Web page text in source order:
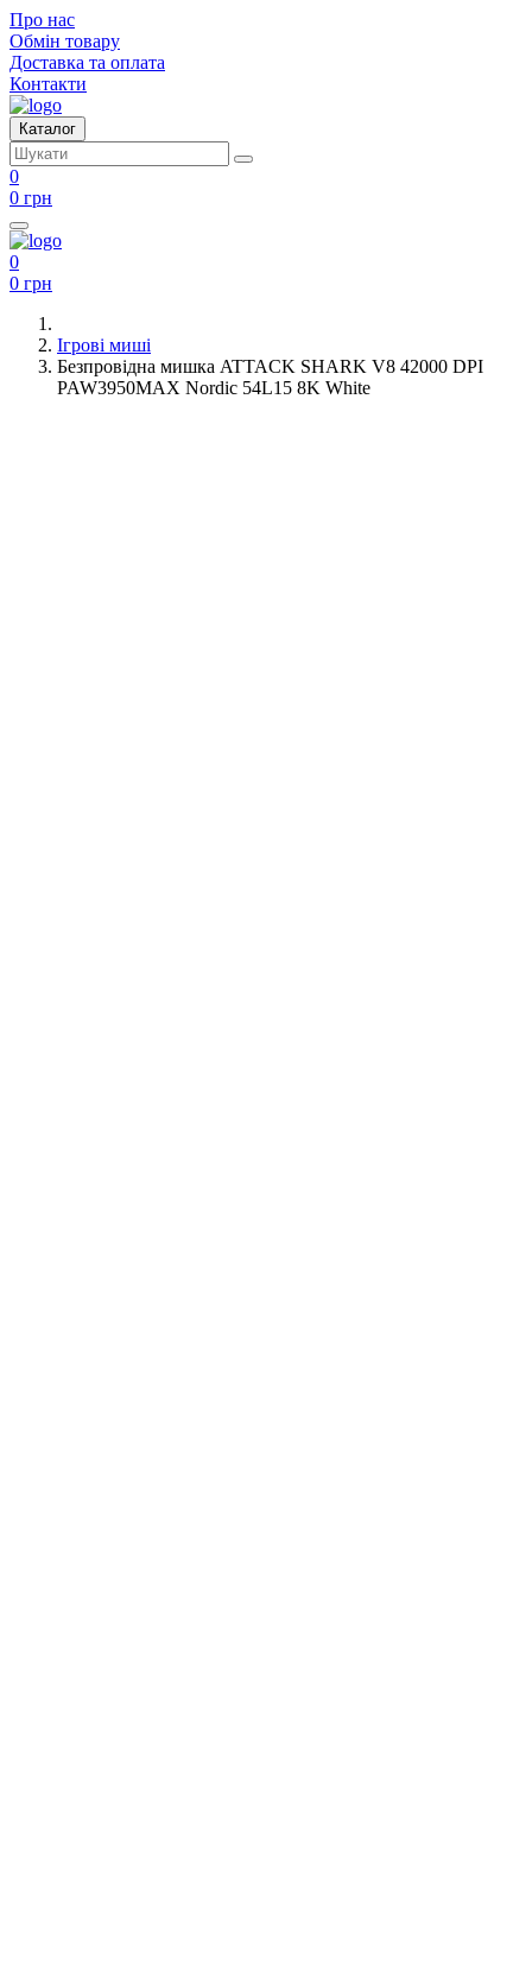
Про нас
Обмін товару
Доставка та оплата
Контакти
Каталог
0
0 грн
0
0 грн
Ігрові миші
Безпровідна мишка ATTACK SHARK V8 42000 DPI
PAW3950MAX Nordic 54L15 8K White